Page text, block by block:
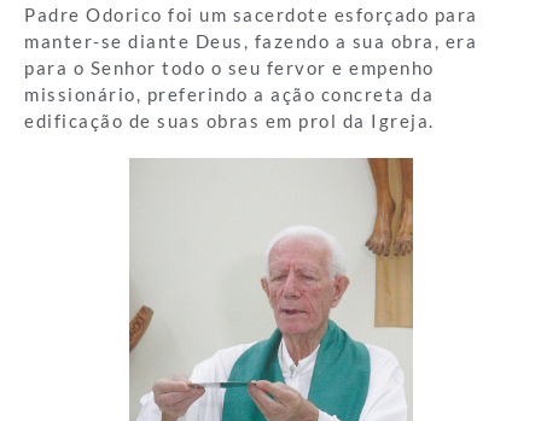
Padre Odorico foi um sacerdote esforçado para
manter-se diante Deus, fazendo a sua obra, era
para o Senhor todo o seu fervor e empenho
missionário, preferindo a ação concreta da
edificação de suas obras em prol da Igreja.